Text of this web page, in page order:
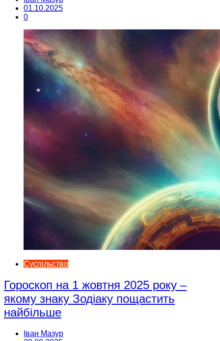
01.10.2025
0
Суспільство
Гороскоп на 1 жовтня 2025 року –
якому знаку Зодіаку пощастить
найбільше
Іван Мазур